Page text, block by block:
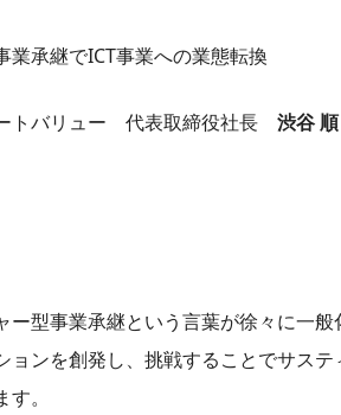
業承継でICT事業への業態転換
トバリュー 代表取締役社長 渋谷 順
ー型事業承継という言葉が徐々に一
ョンを創発し、挑戦することでサス
。